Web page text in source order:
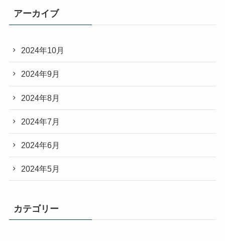
アーカイブ
2024年10月
2024年9月
2024年8月
2024年7月
2024年6月
2024年5月
カテゴリー